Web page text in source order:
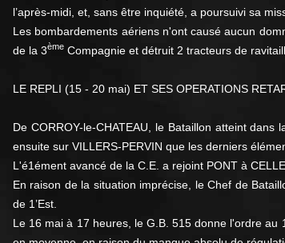
l’après-midi, et, sans être inquiété, a poursuivi sa
Les bombardements aériens n'ont causé aucun
de la 3ème Compagnie et détruit 2 tracteurs de
LE REPLI (15 - 20 mai) ET SES OPERATIONS
De CORROY-le-CHATEAU, le Bataillon atteint
ensuite sur VILLERS-PERVIN que les derniers
L'é1ément avancé de la C.E. a rejoint PONT à
En raison de la situation imprécise, le Chef de
de 1’Est.
Le 16 mai à 17 heures, le G.B. 515 donne l'ordre au